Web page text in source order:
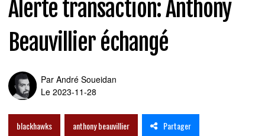
Alerte transaction: Anthony
Beauvillier échangé
Par André Soueidan
Le 2023-11-28
blackhawks anthony beauvillier Partager